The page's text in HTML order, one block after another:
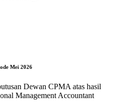
Mei 2026
Dewan CPMA atas hasil
Management Accountant